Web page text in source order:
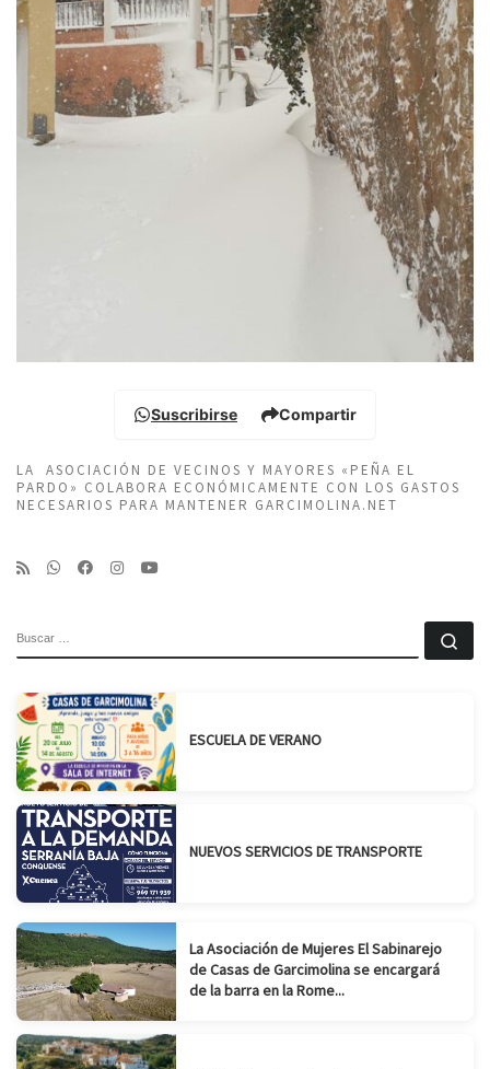
Suscribirse Compartir
LA ASOCIACIÓN DE VECINOS Y MAYORES «PEÑA EL
PARDO» COLABORA ECONÓMICAMENTE CON LOS GASTOS
NECESARIOS PARA MANTENER GARCIMOLINA.NET
ESCUELA DE VERANO
NUEVOS SERVICIOS DE TRANSPORTE
La Asociación de Mujeres El Sabinarejo
de Casas de Garcimolina se encargará
de la barra en la Rome...